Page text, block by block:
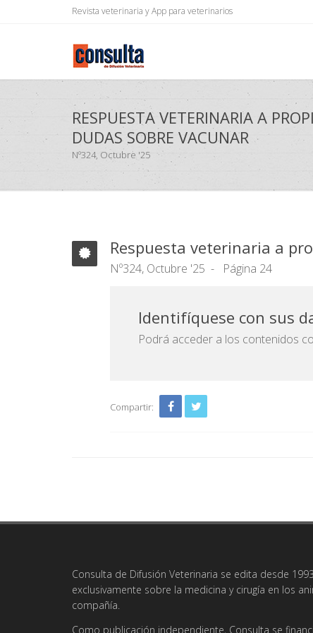
Revista veterinaria y App para veterinarios
RESPUESTA VETERINARIA A
DUDAS SOBRE VACUNAR
Nº324, Octubre '25
Respuesta veterinaria a
Nº324, Octubre '25 Página 24
Identifíquese con sus
Podrá acceder a los contenidos
Compartir:
Consulta de Difusión Veterinaria se edita desde
exclusivamente sobre la medicina y cirugía en los
compañía.
Como publicación independiente, Consulta se